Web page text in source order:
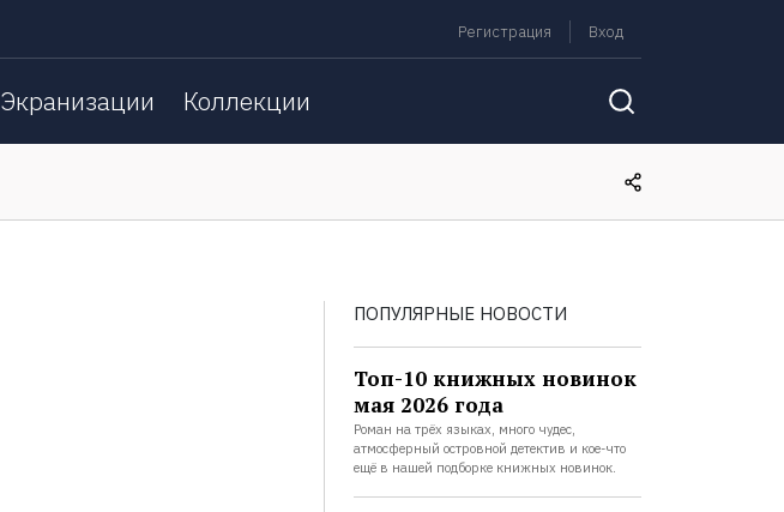
Регистрация Вход
Экранизации Коллекции
ПОПУЛЯРНЫЕ НОВОСТИ
Топ-10 книжных новинок
мая 2026 года
Роман на трёх языках, много чудес,
атмосферный островной детектив и кое-что
ещё в нашей подборке книжных новинок.